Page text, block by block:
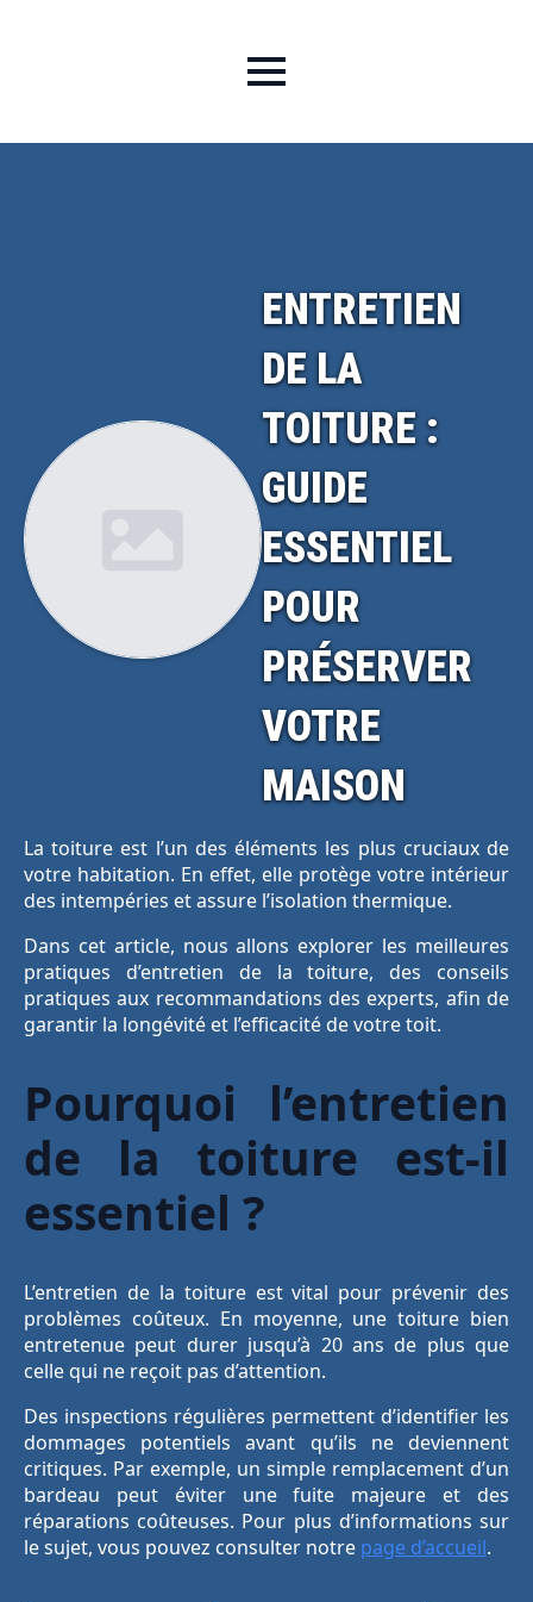
ENTRETIEN
DE LA
TOITURE :
GUIDE
ESSENTIEL
POUR
PRÉSERVER
VOTRE
MAISON
La toiture est l’un des éléments les plus cruciaux de
votre habitation. En effet, elle protège votre intérieur
des intempéries et assure l’isolation thermique.
Dans cet article, nous allons explorer les meilleures
pratiques d’entretien de la toiture, des conseils
pratiques aux recommandations des experts, afin de
garantir la longévité et l’efficacité de votre toit.
Pourquoi l’entretien
de la toiture est-il
essentiel ?
L’entretien de la toiture est vital pour prévenir des
problèmes coûteux. En moyenne, une toiture bien
entretenue peut durer jusqu’à 20 ans de plus que
celle qui ne reçoit pas d’attention.
Des inspections régulières permettent d’identifier les
dommages potentiels avant qu’ils ne deviennent
critiques. Par exemple, un simple remplacement d’un
bardeau peut éviter une fuite majeure et des
réparations coûteuses. Pour plus d’informations sur
le sujet, vous pouvez consulter notre page d’accueil.